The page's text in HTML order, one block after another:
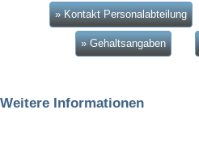
» Kontakt Personalabteilung
» Gehaltsangaben
Weitere Informationen